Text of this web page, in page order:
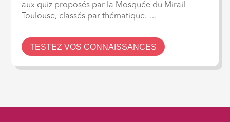
aux quiz proposés par la Mosquée du Mirail
Toulouse, classés par thématique. …
TESTEZ VOS CONNAISSANCES